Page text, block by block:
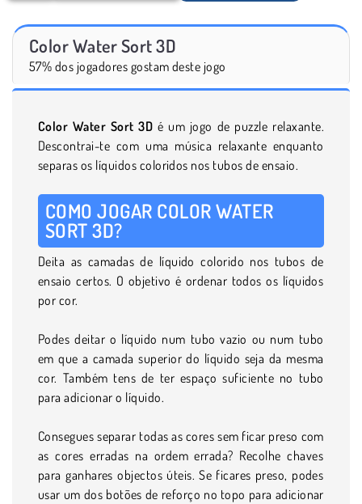
Color Water Sort 3D
57% dos jogadores gostam deste jogo
Color Water Sort 3D é um jogo de puzzle relaxante.
Descontrai-te com uma música relaxante enquanto
separas os líquidos coloridos nos tubos de ensaio.
COMO JOGAR COLOR WATER
SORT 3D?
Deita as camadas de líquido colorido nos tubos de
ensaio certos. O objetivo é ordenar todos os líquidos
por cor.
Podes deitar o líquido num tubo vazio ou num tubo
em que a camada superior do líquido seja da mesma
cor. Também tens de ter espaço suficiente no tubo
para adicionar o líquido.
Consegues separar todas as cores sem ficar preso com
as cores erradas na ordem errada? Recolhe chaves
para ganhares objectos úteis. Se ficares preso, podes
usar um dos botões de reforço no topo para adicionar